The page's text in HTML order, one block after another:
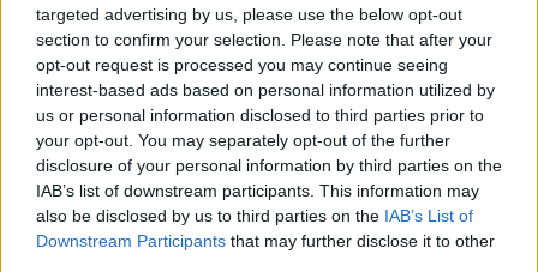
targeted advertising by us, please use the below opt-out
section to confirm your selection. Please note that after your
opt-out request is processed you may continue seeing
interest-based ads based on personal information utilized by
us or personal information disclosed to third parties prior to
your opt-out. You may separately opt-out of the further
disclosure of your personal information by third parties on the
IAB’s list of downstream participants. This information may
also be disclosed by us to third parties on the IAB’s List of
Downstream Participants that may further disclose it to other